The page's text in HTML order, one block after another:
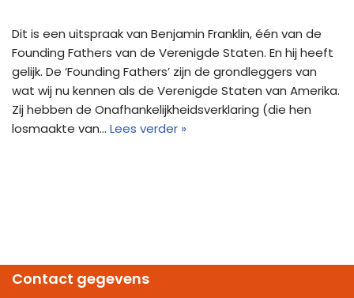
Dit is een uitspraak van Benjamin Franklin, één van de
Founding Fathers van de Verenigde Staten. En hij heeft
gelijk. De ‘Founding Fathers’ zijn de grondleggers van
wat wij nu kennen als de Verenigde Staten van Amerika.
Zij hebben de Onafhankelijkheidsverklaring (die hen
losmaakte van… Lees verder »
Contact gegevens